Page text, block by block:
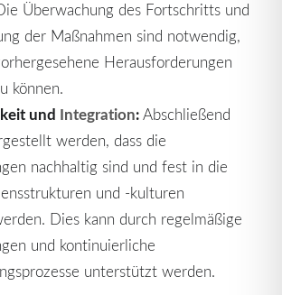
Überwachung des Fortschritts und
der Maßnahmen sind notwendig,
Herausforderungen
können.
und Integration:Abschließend
werden, dass die
nachhaltig sind und fest in die
und -kulturen
Dies kann durch regelmäßige
und kontinuierliche
unterstützt werden.